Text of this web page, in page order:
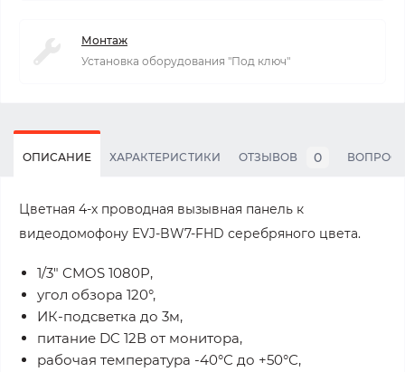
Монтаж
Установка оборудования "Под ключ"
ОПИСАНИЕ ХАРАКТЕРИСТИКИ ОТЗЫВОВ 0
Цветная 4-х проводная вызывная панель к
видеодомофону EVJ-BW7-FHD серебряного цвета.
1/3" CMOS 1080P,
угол обзора 120°,
ИК-подсветка до 3м,
питание DC 12В от монитора,
рабочая температура -40°С до +50°С,